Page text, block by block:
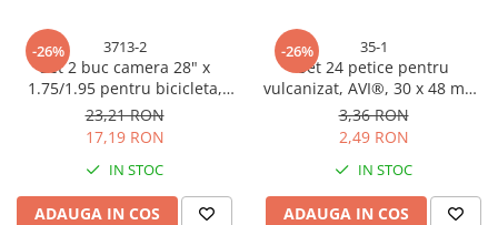
-26% 3713-2
Set 2 buc camera 28" x
1.75/1.95 pentru bicicleta,
Luta, AVI-3713
23,21 RON
17,19 RON
IN STOC
ADAUGA IN COS
-26% 35-1
Set 24 petice pentru
vulcanizat, AVI®, 30 x 48 mm,
cu adeziv inclus, RS2401, AVI-
35
3,36 RON
2,49 RON
IN STOC
ADAUGA IN COS